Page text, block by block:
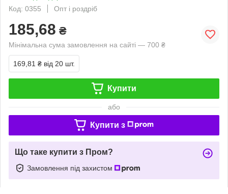
Код: 0355
Опт і роздріб
185,68 ₴
Мінімальна сума замовлення на сайті — 700 ₴
169,81 ₴ від 20 шт.
Купити
або
Купити з
Що таке купити з Пром?
Замовлення під захистом